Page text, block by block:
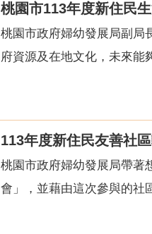
桃園市113年度新住民
桃園市政府婦幼發展局副局
府資源及在地文化，未來能
113年度新住民友善社
桃園市政府婦幼發展局帶著
會」，並藉由這次參與的社